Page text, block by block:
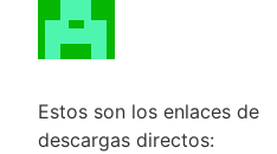
Estos son los enlaces de
descargas directos: